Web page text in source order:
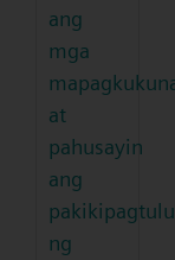
ang
mga
at
pahusayin
ang
ng